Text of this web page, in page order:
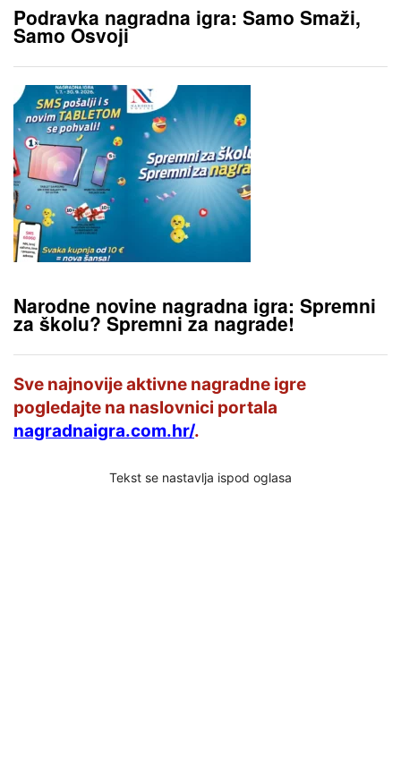
Podravka nagradna igra: Samo Smaži,
Samo Osvoji
Narodne novine nagradna igra: Spremni
za školu? Spremni za nagrade!
Sve najnovije aktivne nagradne igre
pogledajte na naslovnici portala
nagradnaigra.com.hr/.
Tekst se nastavlja ispod oglasa